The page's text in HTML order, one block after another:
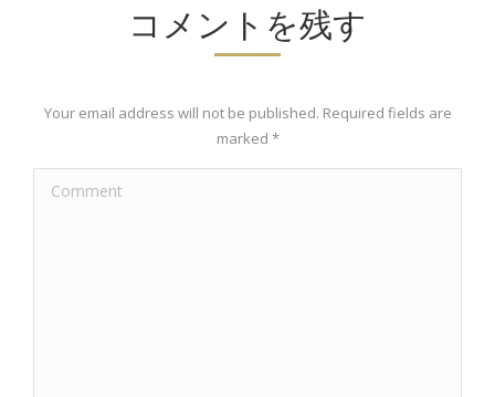
コメントを残す
Your email address will not be published. Required fields are
marked *
Comment